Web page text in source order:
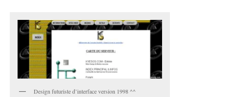
Design futuriste d’interface version 1998 ^^